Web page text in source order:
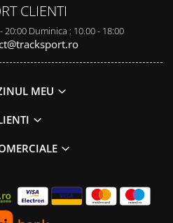
CLIENTI
20:00 Duminica : 10.00 - 18:00
MEU